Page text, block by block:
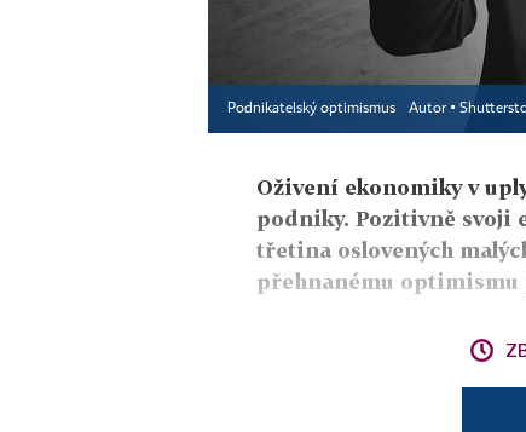
Podnikatelský optimismus Autor ▪
Oživení ekonomiky v
podniky. Pozitivně svoji
třetina oslovených
přehnanému